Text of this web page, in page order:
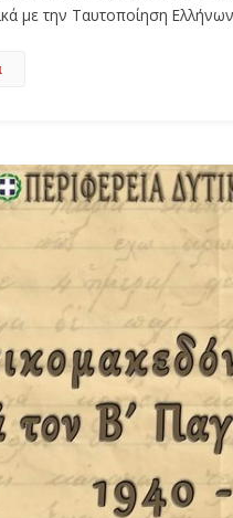
με την Ταυτοποίηση